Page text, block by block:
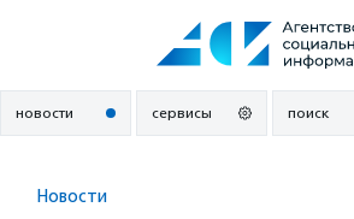
новости сервисы поиск
Новости